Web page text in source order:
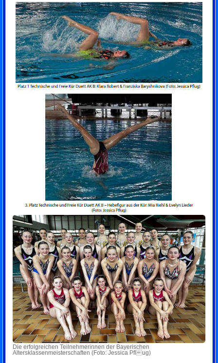
Die erfolgreichen Teilnehmerinnen der Bayerischen
Altersklassenmeisterschaften (Foto: Jessica Pflug)